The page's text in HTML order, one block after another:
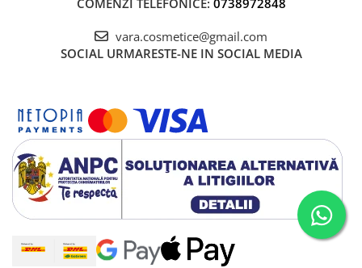
vara.cosmetice@gmail.com
SOCIAL URMARESTE-NE IN SOCIAL MEDIA